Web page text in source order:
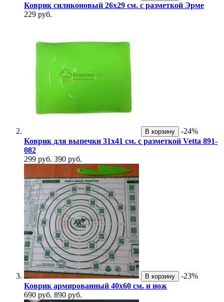
Коврик силиконовый 26х29 см. с разметкой Эрме
229 руб.
В корзину
-24%
Коврик для выпечки 31х41 см. с разметкой Vetta 891-
082
299 руб. 390 руб.
В корзину
-23%
Коврик армированный 40х60 см. и нож
690 руб. 890 руб.